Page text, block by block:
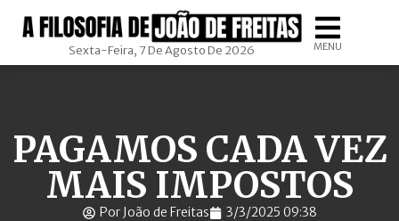
Sexta-Feira, 7 De Agosto De 2026 MENU
PAGAMOS CADA VEZ
MAIS IMPOSTOS
Por João de Freitas 3/3/2025 09:38